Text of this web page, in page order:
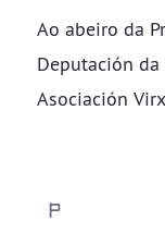
Ao abeiro da
Deputación
Asociación